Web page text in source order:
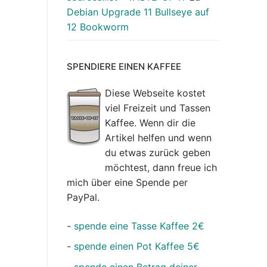
Debian Upgrade 11 Bullseye auf
12 Bookworm
SPENDIERE EINEN KAFFEE
Diese Webseite kostet
viel Freizeit und Tassen
Kaffee. Wenn dir die
Artikel helfen und wenn
du etwas zurück geben
möchtest, dann freue ich
mich über eine Spende per
PayPal.
- spende eine Tasse Kaffee 2€
- spende einen Pot Kaffee 5€